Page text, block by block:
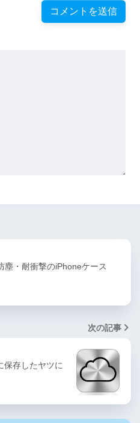
塵・耐衝撃のiPhoneケース
次の記事
保存したヤツに